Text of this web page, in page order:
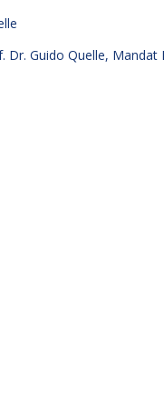
Dr. Guido Quelle,